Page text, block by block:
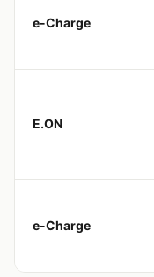
e-Charge
E.ON
e-Charge